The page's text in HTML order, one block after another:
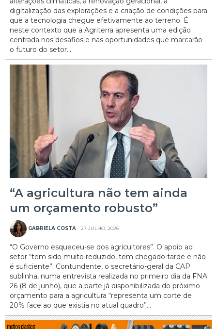
digitalização das explorações e a criação de condições para
que a tecnologia chegue efetivamente ao terreno. É
neste contexto que a Agriterra apresenta uma edição
centrada nos desafios e nas oportunidades que marcarão
o futuro do setor...
“A agricultura não tem ainda
um orçamento robusto”
GABRIELA COSTA - 27 JULHO, 2026
“O Governo esqueceu-se dos agricultores”. O apoio ao
setor “tem sido muito reduzido, tem chegado tarde e não
é suficiente”. Contundente, o secretário-geral da CAP
sublinha, numa entrevista realizada no primeiro dia da FNA
26 (8 de junho), que a parte já disponibilizada do próximo
orçamento para a agricultura “representa um corte de
20% face ao que existia no atual quadro”...